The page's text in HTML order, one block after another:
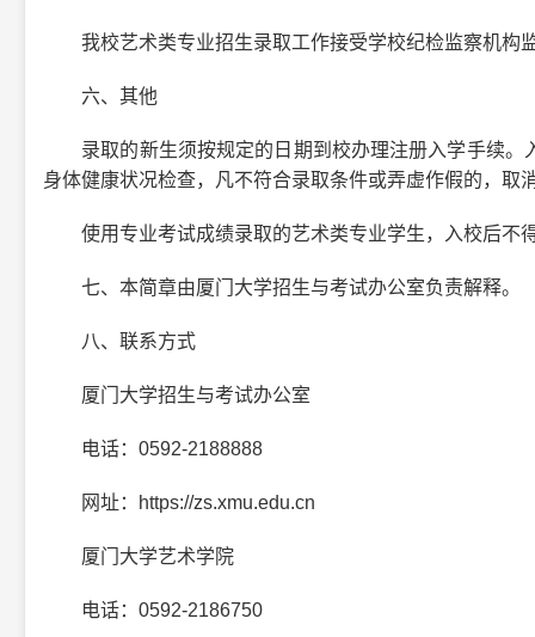
我校艺术类专业招生录取工作接受学校纪检监察机构
六、其他
录取的新生须按规定的日期到校办理注册入学手续。
身体健康状况检查，凡不符合录取条件或弄虚作假的，取
使用专业考试成绩录取的艺术类专业学生，入校后不
七、本简章由厦门大学招生与考试办公室负责解释。
八、联系方式
厦门大学招生与考试办公室
电话：0592-2188888
网址：https://zs.xmu.edu.cn
厦门大学艺术学院
电话：0592-2186750